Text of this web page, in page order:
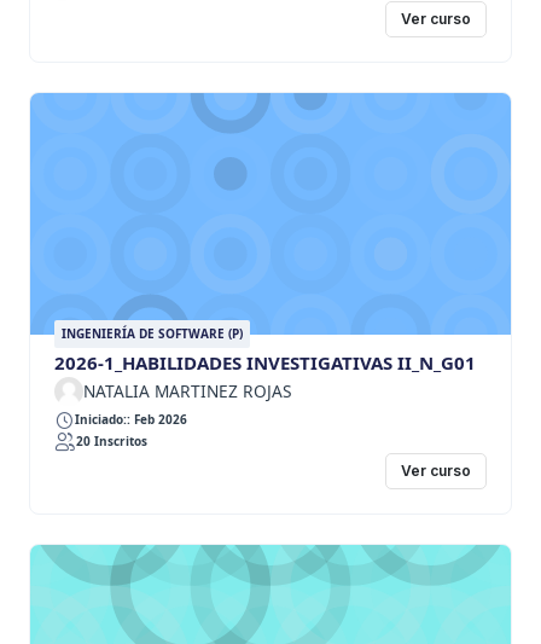
Ver curso
INGENIERÍA DE SOFTWARE (P)
2026-1_HABILIDADES INVESTIGATIVAS II_N_G01
NATALIA MARTINEZ ROJAS
Iniciado:: Feb 2026
20 Inscritos
Ver curso